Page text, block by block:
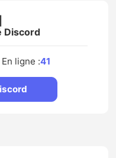
Discord
En ligne :41